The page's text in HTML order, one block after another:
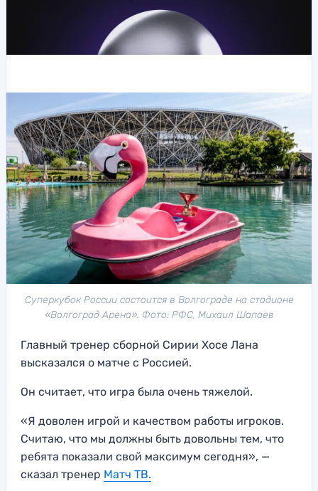
Суперкубок России состоится в Волгограде на стадионе
«Волгоград Арена». Фото: РФС, Михаил Шапаев
Главный тренер сборной Сирии Хосе Лана
высказался о матче с Россией.
Он считает, что игра была очень тяжелой.
«Я доволен игрой и качеством работы игроков.
Считаю, что мы должны быть довольны тем, что
ребята показали свой максимум сегодня», —
сказал тренер Матч ТВ.